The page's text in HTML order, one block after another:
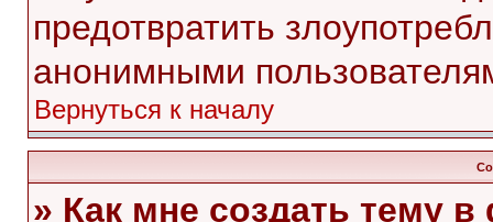
предотвратить
анонимными
Вернуться к началу
» Как мне создать тему